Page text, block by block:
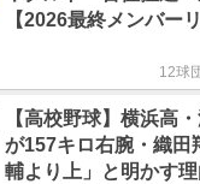
【2026最終メンバー
12球
【高校野球】横浜高
が157キロ右腕・織田
輔より上」と明かす理